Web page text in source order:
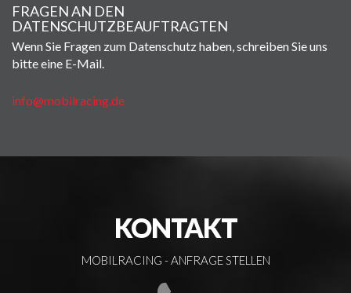
FRAGEN AN DEN
DATENSCHUTZBEAUFTRAGTEN
Wenn Sie Fragen zum Datenschutz haben, schreiben Sie uns
bitte eine E-Mail.
info@mobilracing.de
KONTAKT
MOBILRACING -ANFRAGE STELLEN